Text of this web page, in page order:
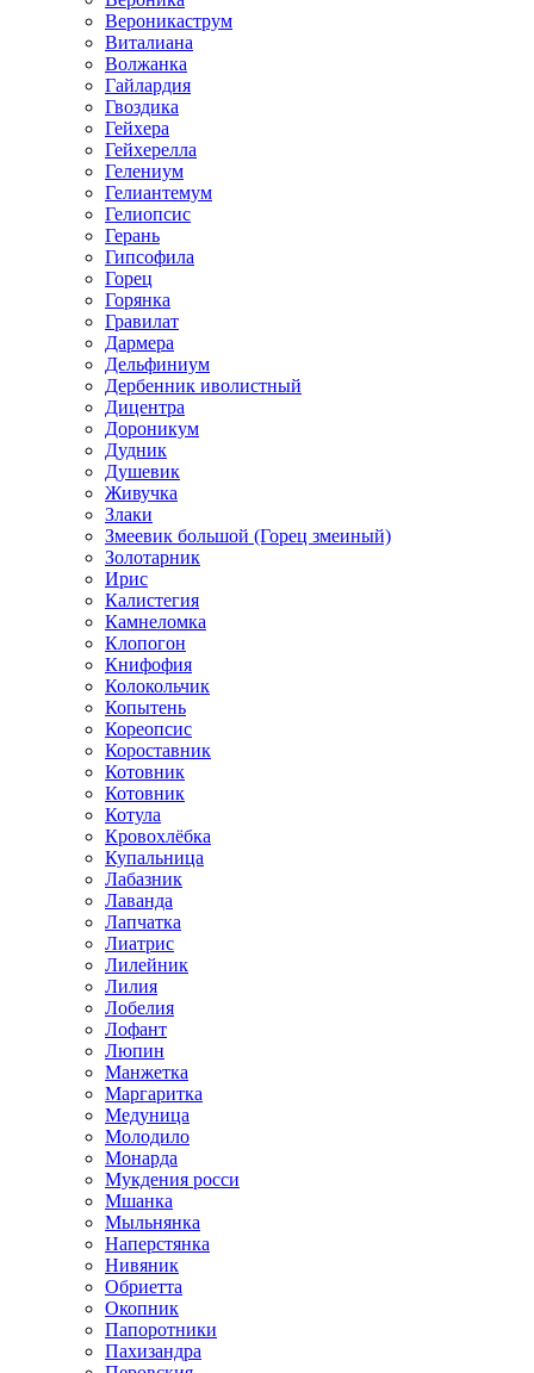
Вероникаструм
Виталиана
Волжанка
Гайлардия
Гвоздика
Гейхера
Гейхерелла
Гелениум
Гелиантемум
Гелиопсис
Герань
Гипсофила
Горец
Горянка
Гравилат
Дармера
Дельфиниум
Дербенник иволистный
Дицентра
Дороникум
Дудник
Душевик
Живучка
Злаки
Змеевик большой (Горец змеиный)
Золотарник
Ирис
Калистегия
Камнеломка
Клопогон
Книфофия
Колокольчик
Копытень
Кореопсис
Короставник
Котовник
Котовник
Котула
Кровохлёбка
Купальница
Лабазник
Лаванда
Лапчатка
Лиатрис
Лилейник
Лилия
Лобелия
Лофант
Люпин
Манжетка
Маргаритка
Медуница
Молодило
Монарда
Мукдения росси
Мшанка
Мыльнянка
Наперстянка
Нивяник
Обриетта
Окопник
Папоротники
Пахизандра